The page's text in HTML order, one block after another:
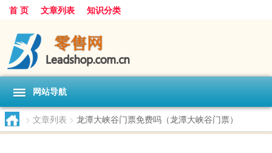
首 页 文章列表 知识分类
网站导航
> 文章列表 > 龙潭大峡谷门票免费吗（龙潭大峡谷门票）